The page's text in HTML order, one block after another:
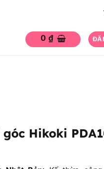
0 ₫
Hikoki